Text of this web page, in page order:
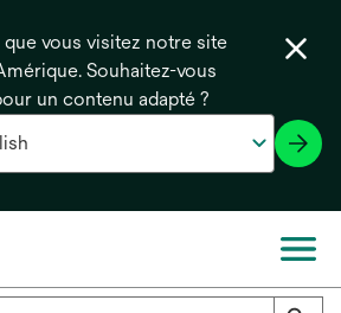
vous visitez notre site
Souhaitez-vous
un contenu adapté ?